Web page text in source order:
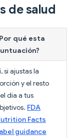
de salud
qué esta
si ajustas la
y el resto
día a tus
FDA
Facts
guidance